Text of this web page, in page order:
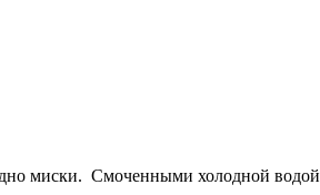
миски. Смоченными холодной